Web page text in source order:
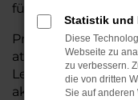
für Sie passende
Profitieren Sie von
attraktiven
aktuellen
Statistik und
Diese
Webseite zu
zu verbessern.
die von dritten
Sie auf anderen